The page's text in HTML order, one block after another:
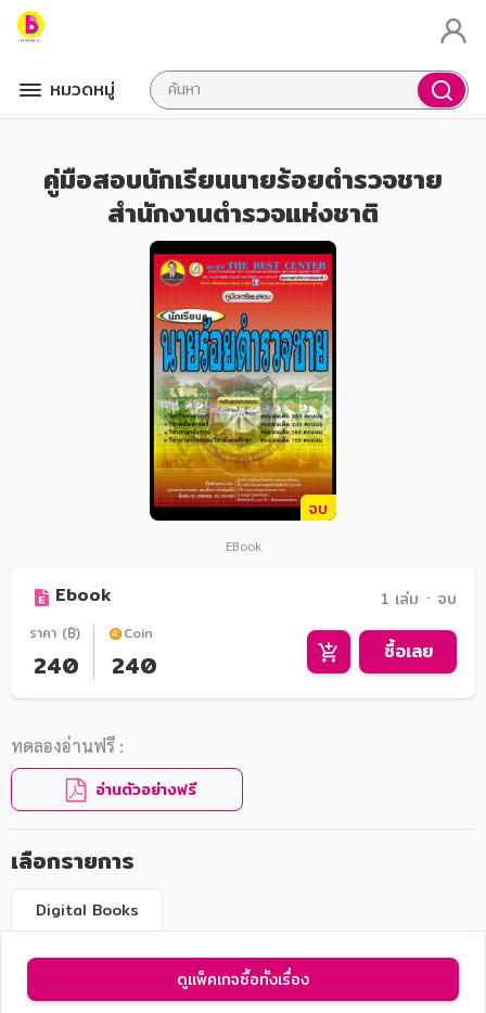
หมวดหมู่
คู่มือสอบนักเรียนนายร้อยตำรวจชาย
สำนักงานตำรวจแห่งชาติ
จบ
EBook
Ebook 1 เล่ม ᛫ จบ
ราคา (฿)
240
Coin
240 ซื้อเลย
ทดลองอ่านฟรี :
อ่านตัวอย่างฟรี
เลือกรายการ
Digital Books
ดูแพ็คเกจซื้อทั้งเรื่อง